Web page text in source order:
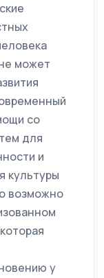
может
со
для
и
культуры
возможно
у